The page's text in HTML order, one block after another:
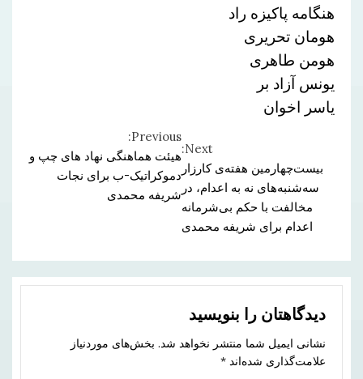
هنگامه پاکیزه راد
هومان تحریری
هومن طاهری
یونس آزاد بر
یاسر اخوان
Reading
Previous:
هیئت هماهنگی نهاد های چپ و
دموکراتیک-ب برای نجات
شریفه محمدی
Next:
بیست‌چهارمین هفته‌ی کارزار
سه‌شنبه‌های نه به اعدام، در
مخالفت با حکم بی‌شرمانه
اعدام برای شریفه محمدی
دیدگاهتان را بنویسید
نشانی ایمیل شما منتشر نخواهد شد. بخش‌های موردنیاز
علامت‌گذاری شده‌اند *